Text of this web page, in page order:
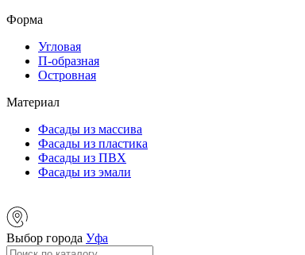
Форма
Угловая
П-образная
Островная
Материал
Фасады из массива
Фасады из пластика
Фасады из ПВХ
Фасады из эмали
Выбор города Уфа